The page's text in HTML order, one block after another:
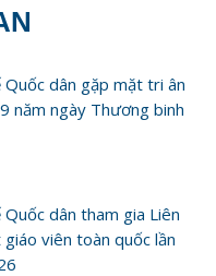
dân gặp mặt tri ân
năm ngày Thương binh
dân tham gia Liên
viên toàn quốc lần